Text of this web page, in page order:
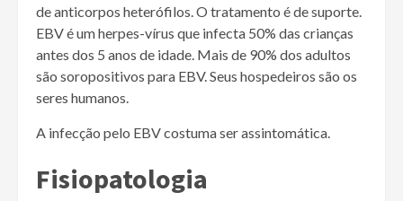
de anticorpos heterófilos. O tratamento é de suporte.
EBV é um herpes-vírus que infecta 50% das crianças
antes dos 5 anos de idade. Mais de 90% dos adultos
são soropositivos para EBV. Seus hospedeiros são os
seres humanos.
A infecção pelo EBV costuma ser assintomática.
Fisiopatologia